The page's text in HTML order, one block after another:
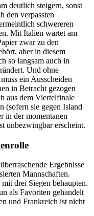
deutlich steigern, sonst
den verpassten
schwereren
Mit Italien wartet am
zwar zu den
aber in diesem
so langsam auch in
Und ohne
ein Ausscheiden
in Betracht gezogen
aus dem Viertelfinale
(sofern sie gegen Island
in der momentanen
unbezwingbar erscheint.
Ergebnisse
Mannschaften.
drei Siegen behaupten.
als Favoriten gehandelt
und Frankreich ist nicht